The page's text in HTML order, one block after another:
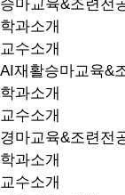
승마교육&조련전
학과소개
교수소개
AI재활승마교육&
학과소개
교수소개
경마교육&조련전
학과소개
교수소개